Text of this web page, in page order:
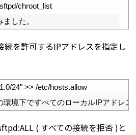
chroot_list
した。
を許可するIPアドレスを指定し
24" >> /etc/hosts.allow
環境下ですべてのローカルIPアドレス
( すべての接続を拒否 )と